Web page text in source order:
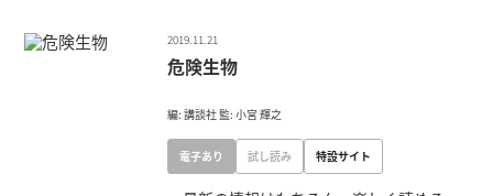
2019.11.21
危険生物
編: 講談社 監: 小宮 輝之
電子あり 試し読み 特設サイト